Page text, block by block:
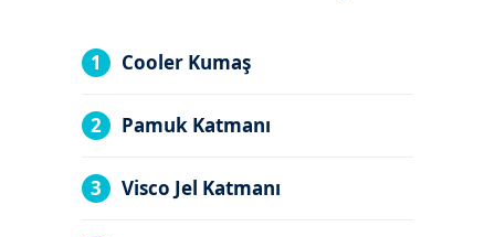
1 Cooler Kumaş
2 Pamuk Katmanı
3 Visco Jel Katmanı